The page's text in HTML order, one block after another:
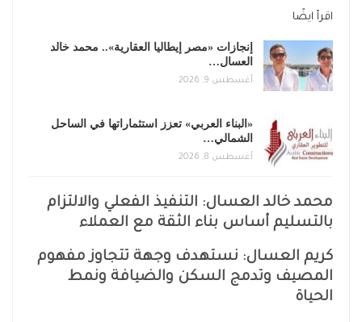
اقرأ ايضًا
إنجازات «مصر إيطاليا العقارية».. محمد خالد
العسال…
أغسطس 9, 2026
«البناء العربي» تعزز استثماراتها في الساحل
الشمالي…
أغسطس 8, 2026
محمد خالد العسال: التنفيذ الفعلي والالتزام
بالتسليم أساس بناء الثقة مع العملاء
كريم العسال: نستهدف وجهة تتجاوز مفهوم
المصيف وتدمج السكن والضيافة ونمط
الحياة